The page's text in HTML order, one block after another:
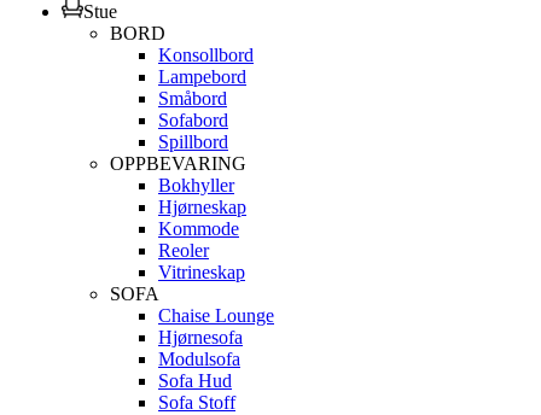
Stue
BORD
Konsollbord
Lampebord
Småbord
Sofabord
Spillbord
OPPBEVARING
Bokhyller
Hjørneskap
Kommode
Reoler
Vitrineskap
SOFA
Chaise Lounge
Hjørnesofa
Modulsofa
Sofa Hud
Sofa Stoff